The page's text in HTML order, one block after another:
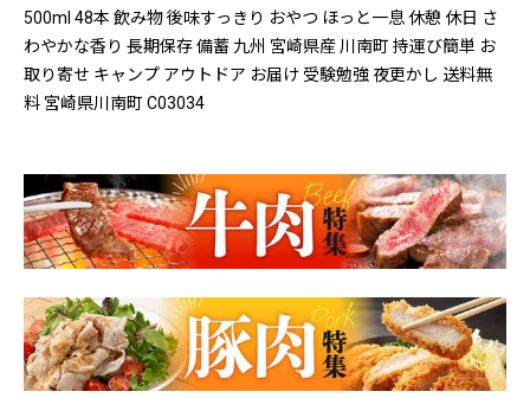
500ml 48本 飲み物 後味すっきり おやつ ほっと一息 休憩 休日 さ
わやかな香り 長期保存 備蓄 九州 宮崎県産 川南町 持運び簡単 お
取り寄せ キャンプ アウトドア お届け 受験勉強 夜更かし 送料無
料 宮崎県川南町 C03034